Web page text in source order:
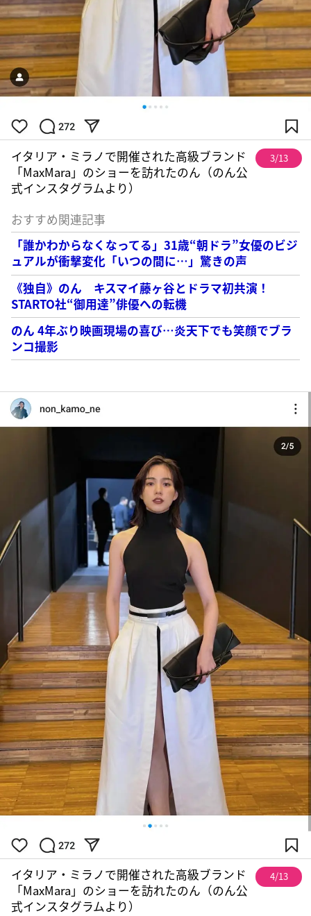
イタリア・ミラノで開催された高級ブランド
「MaxMara」のショーを訪れたのん（のん公
式インスタグラムより）
3/13
おすすめ関連記事
「誰かわからなくなってる」31歳“朝ドラ”女優のビジ
ュアルが衝撃変化「いつの間に…」驚きの声
《独自》のん キスマイ藤ヶ谷とドラマ初共演！
STARTO社“御用達”俳優への転機
のん 4年ぶり映画現場の喜び…炎天下でも笑顔でブラ
ンコ撮影
イタリア・ミラノで開催された高級ブランド
「MaxMara」のショーを訪れたのん（のん公
式インスタグラムより）
4/13